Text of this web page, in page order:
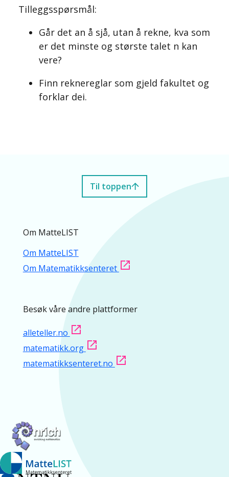
Tilleggsspørsmål:
Går det an å sjå, utan å rekne, kva som
er det minste og største talet n kan
vere?
Finn reknereglar som gjeld fakultet og
forklar dei.
Til toppen
Om MatteLIST
Om MatteLIST
Om Matematikksenteret
Besøk våre andre plattformer
alleteller.no
matematikk.org
matematikksenteret.no